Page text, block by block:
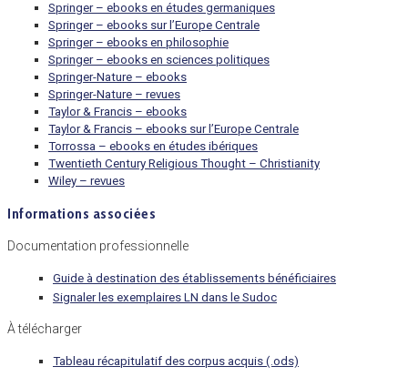
Springer – ebooks en études germaniques
Springer – ebooks sur l’Europe Centrale
Springer – ebooks en philosophie
Springer – ebooks en sciences politiques
Springer-Nature – ebooks
Springer-Nature – revues
Taylor & Francis – ebooks
Taylor & Francis – ebooks sur l’Europe Centrale
Torrossa – ebooks en études ibériques
Twentieth Century Religious Thought – Christianity
Wiley – revues
Informations associées
Documentation professionnelle
Guide à destination des établissements bénéficiaires
Signaler les exemplaires LN dans le Sudoc
À télécharger
Tableau récapitulatif des corpus acquis (.ods)